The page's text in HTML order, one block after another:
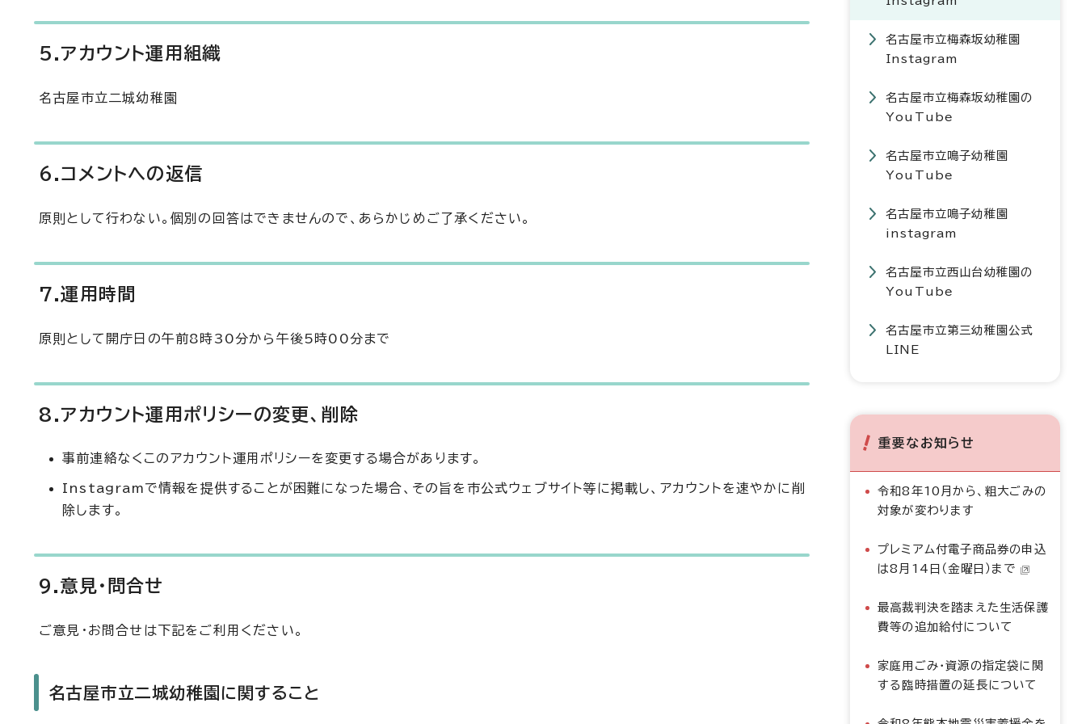
5.アカウント運用組織
名古屋市立二城幼稚園
6.コメントへの返信
原則として行わない。個別の回答はできませんので、あらかじめご了承ください。
7.運用時間
原則として開庁日の午前8時30分から午後5時00分まで
8.アカウント運用ポリシーの変更、削除
事前連絡なくこのアカウント運用ポリシーを変更する場合があります。
Instagramで情報を提供することが困難になった場合、その旨を市公式ウェブサイト等に掲載し、アカウントを速やかに削
除します。
9.意見・問合せ
ご意見・お問合せは下記をご利用ください。
名古屋市立二城幼稚園に関すること
名古屋市立梅森坂幼稚園
Instagram
名古屋市立梅森坂幼稚園の
YouTube
名古屋市立鳴子幼稚園
YouTube
名古屋市立鳴子幼稚園
instagram
名古屋市立西山台幼稚園の
YouTube
名古屋市立第三幼稚園公式
LINE
重要なお知らせ
令和8年10月から、粗大ごみの
対象が変わります
プレミアム付電子商品券の申込
は8月14日（金曜日）まで
最高裁判決を踏まえた生活保護
費等の追加給付について
家庭用ごみ・資源の指定袋に関
する臨時措置の延長について